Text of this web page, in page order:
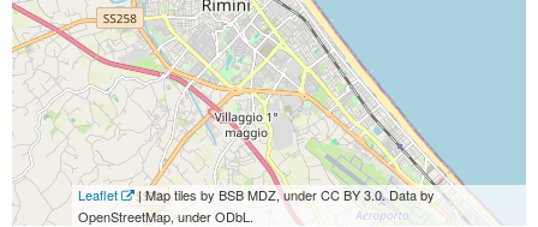
Leaflet
| Map tiles by BSB MDZ, under CC BY 3.0. Data by
OpenStreetMap, under ODbL.